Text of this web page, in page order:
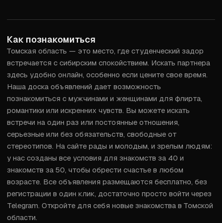
Как познакомиться
Томская область — это место, где студенческий задор
встречается с сибирским спокойствием. Искать партнера
здесь удобно онлайн, особенно если цените свое время.
Наша доска объявлений дает возможность
познакомиться с мужчинами и женщинами для флирта,
романтики или искренних чувств. Вы можете искать
встречи на один раз или постоянные отношения,
серьезные или без обязательств, свободные от
стереотипов. На сайте рады и молодым, и зрелым людям:
у нас созданы все условия для знакомств за 40 и
знакомств за 50, чтобы обрести счастье в любом
возрасте. Все объявления размещаются бесплатно, без
регистрации в один клик, достаточно просто войти через
Telegram. Откройте для себя новые знакомства в Томской
области.